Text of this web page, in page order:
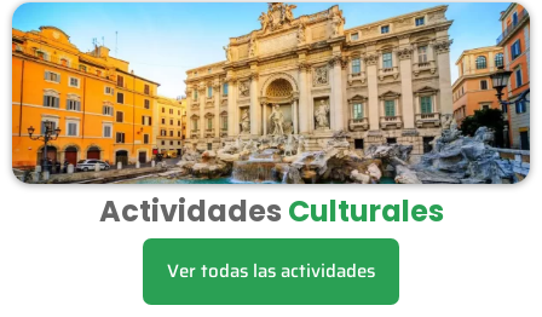
Actividades Culturales
Ver todas las actividades